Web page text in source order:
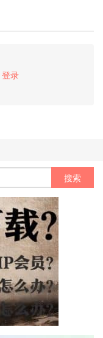
登录